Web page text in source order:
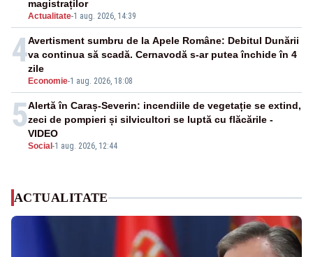
Actualitate-1 aug. 2026, 14:39
magistraților
4
Economie-1 aug. 2026, 18:08
Avertisment sumbru de la Apele Române: Debitul Dunării
va continua să scadă. Cernavodă s-ar putea închide în 4
zile
5
Social -1 aug. 2026, 12:44
Alertă în Caraș-Severin: incendiile de vegetație se extind,
zeci de pompieri și silvicultori se luptă cu flăcările -
VIDEO
ACTUALITATE